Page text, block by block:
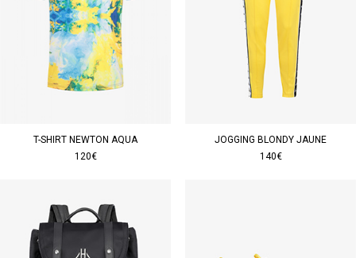
T-SHIRT NEWTON AQUA
120€
JOGGING BLONDY JAUNE
140€